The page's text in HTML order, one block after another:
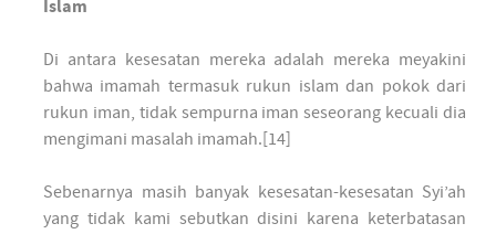
Islam
Di antara kesesatan mereka adalah mereka meyakini
bahwa imamah termasuk rukun islam dan pokok dari
rukun iman, tidak sempurna iman seseorang kecuali dia
mengimani masalah imamah.[14]
Sebenarnya masih banyak kesesatan-kesesatan Syi’ah
yang tidak kami sebutkan disini karena keterbatasan